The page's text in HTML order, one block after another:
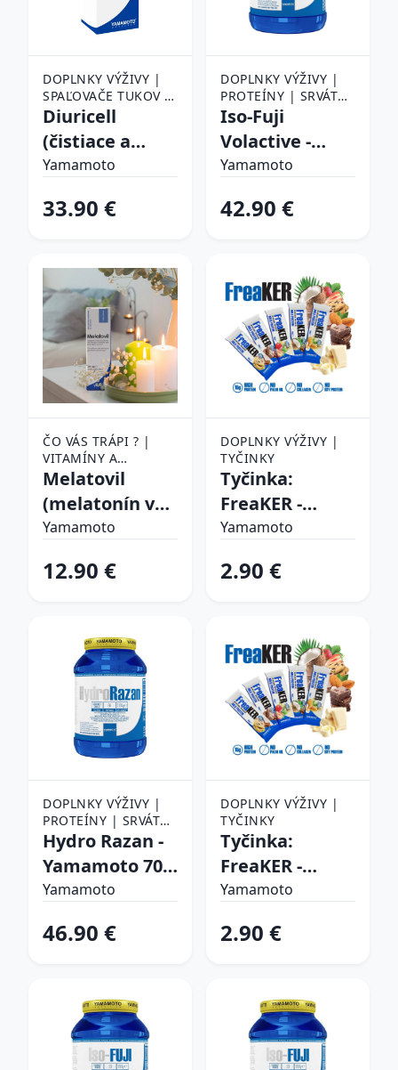
DOPLNKY VÝŽIVY |
SPAĽOVAČE TUKOV |
DIURETIKÁ
Diuricell
(čistiace a
odvodňovacie
Yamamoto
Pineapple
Yamamoto
33.90 €
DOPLNKY VÝŽIVY |
PROTEÍNY | SRVÁTKA
(WHEY PROTEIN) |
SRVÁTKOVÝ IZOLÁT
(WPI)
Iso-Fuji
Volactive -
Yamamoto 700
Yamamoto
42.90 €
ČO VÁS TRÁPI ? |
VITAMÍNY A
MINERÁLY
Melatovil
(melatonín vo
forme kvapiek)
ml. Honey-
Yamamoto
12.90 €
DOPLNKY VÝŽIVY |
TYČINKY
Tyčinka:
FreaKER -
Yamamoto 40
Chocolate
Yamamoto
2.90 €
DOPLNKY VÝŽIVY |
PROTEÍNY | SRVÁTKA
(WHEY PROTEIN) |
HYDROLYZOVANÝ
SRVÁTKOVÝ PROTEÍN
Hydro Razan -
Yamamoto 700
g Gourmet
Yamamoto
46.90 €
DOPLNKY VÝŽIVY |
TYČINKY
Tyčinka:
FreaKER -
Yamamoto 40
Chocolate
Yamamoto
2.90 €